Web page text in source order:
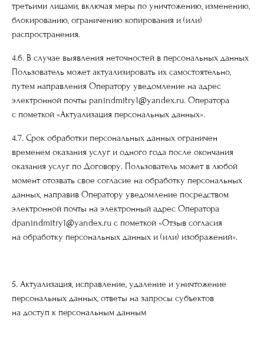
третьими лицами, включая меры по уничтожению, изменению,
блокированию, ограничению копирования и (или)
распространения.
4.6. В случае выявления неточностей в персональных данных
Пользователь может актуализировать их самостоятельно,
путем направления Оператору уведомление на адрес
электронной почты panindmitry1@yandex.ru. Оператора
с пометкой «Актуализация персональных данных».
4.7. Срок обработки персональных данных ограничен
временем оказания услуг и одного года после окончания
оказания услуг по Договору. Пользователь может в любой
момент отозвать свое согласие на обработку персональных
данных, направив Оператору уведомление посредством
электронной почты на электронный адрес Оператора
dpanindmitry1@yandex.ru с пометкой «Отзыв согласия
на обработку персональных данных и (или) изображений».
5. Актуализация, исправление, удаление и уничтожение
персональных данных, ответы на запросы субъектов
на доступ к персональным данным